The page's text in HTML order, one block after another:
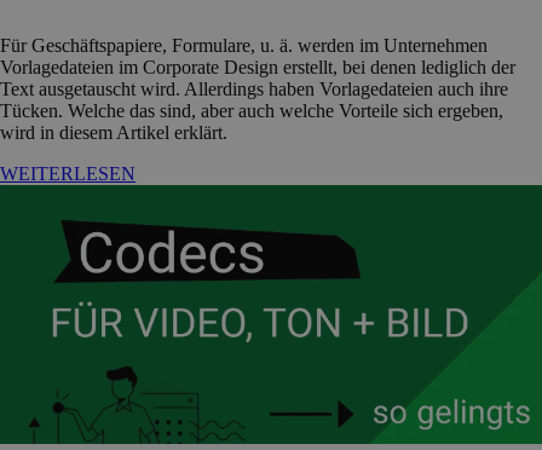
Für Geschäftspapiere, Formulare, u. ä. werden im Unternehmen
Vorlagedateien im Corporate Design erstellt, bei denen lediglich der
Text ausgetauscht wird. Allerdings haben Vorlagedateien auch ihre
Tücken. Welche das sind, aber auch welche Vorteile sich ergeben,
wird in diesem Artikel erklärt.
WEITERLESEN